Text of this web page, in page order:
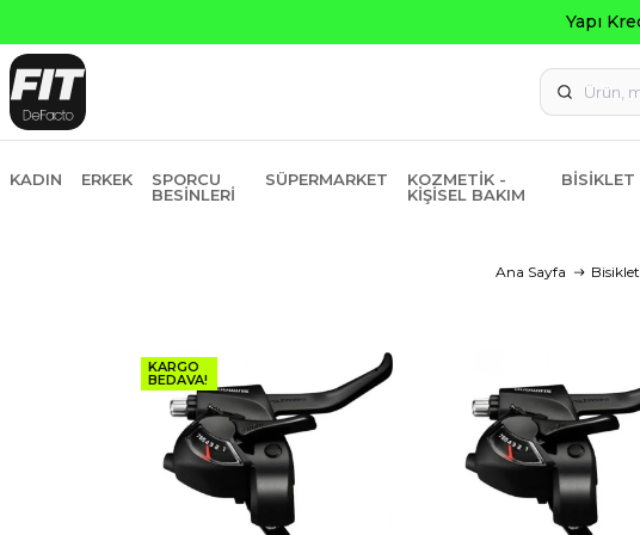
KADIN ERKEK
SPORCU
BESINLERI
SÜPERMARKET
KOZMETIK -
KIŞISEL BAKIM
BISIKLET
Ana Sayfa Bisiklet
KARGO
BEDAVA!